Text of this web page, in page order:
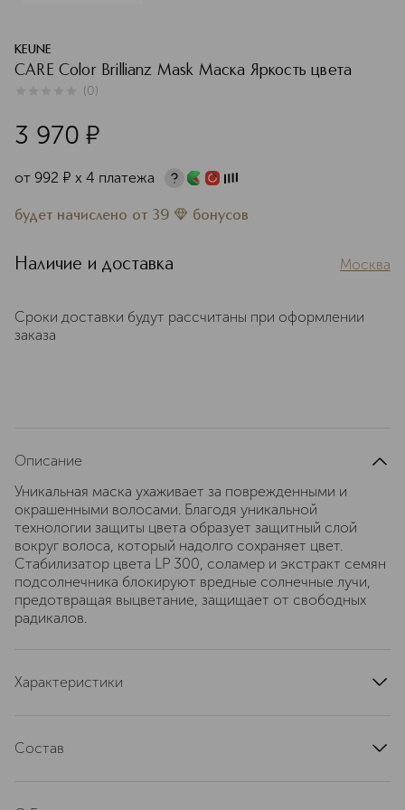
KEUNE
CARE Color Brillianz Mask Маска Яркость цвета
(0)
3 970 ¤
от 992 ¤ х 4 платежа
будет начислено от 39 бонусов
Наличие и доставка Москва
Сроки доставки будут рассчитаны при оформлении
заказа
Описание
Уникальная маска ухаживает за поврежденными и
окрашенными волосами. Благодя уникальной
технологии защиты цвета образует защитный слой
вокруг волоса, который надолго сохраняет цвет.
Стабилизатор цвета LP 300, соламер и экстракт семян
подсолнечника блокируют вредные солнечные лучи,
предотвращая выцветание, защищает от свободных
радикалов.
Характеристики
Состав